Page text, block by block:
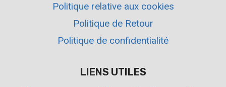
Politique relative aux cookies
Politique de Retour
Politique de confidentialité
LIENS UTILES